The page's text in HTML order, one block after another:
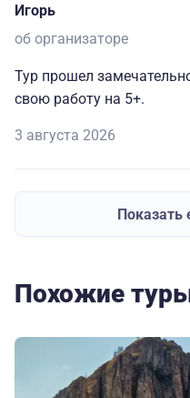
Игорь
об организаторе
Тур прошел
свою работу на 5+.
3 августа 2026
Похожие